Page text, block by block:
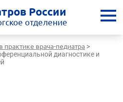
России
отделение
практике врача-педиатра >
диагностике и